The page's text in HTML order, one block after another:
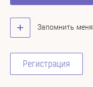
Запомнить меня
Регистрация